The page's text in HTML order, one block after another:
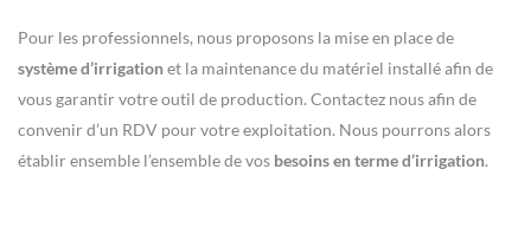
Pour les professionnels, nous proposons la mise en place de
système d’irrigationet la maintenance du matériel installé afin de
vous garantir votre outil de production. Contactez nous afin de
convenir d’un RDV pour votre exploitation. Nous pourrons alors
établir ensemble l’ensemble de vos besoins en terme d’irrigation.